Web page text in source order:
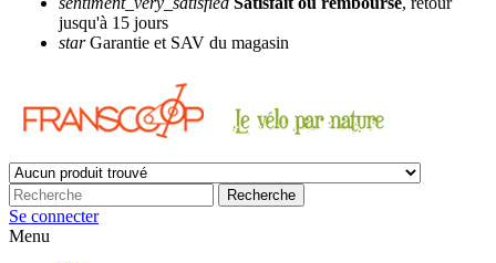
jusqu'à 15 jours
starGarantie et SAV du magasin
Recherche
Se connecter
Menu